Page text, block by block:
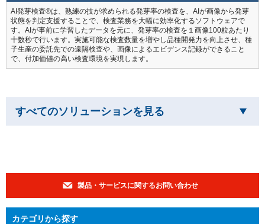
AI発芽検査®は、熟練の技が求められる発芽率の検査を、AIが画像から発芽
状態を判定支援することで、検査業務を大幅に効率化するソフトウェアで
す。AIが事前に学習したデータを元に、発芽率の検査を１画像100粒あたり
十数秒で行います。実施可能な検査数量を増やし品種開発力を向上させ、種
子生産の委託先での遠隔検査や、画像によるエビデンス記録ができること
で、付加価値の高い検査環境を実現します。
すべてのソリューションを見る
製品・サービスに関するお問い合わせ
カテゴリから探す